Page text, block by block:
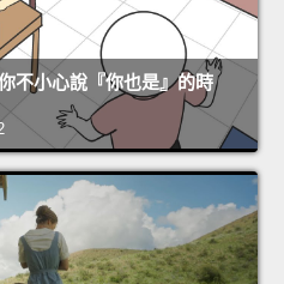
不小心說『你也是』的時